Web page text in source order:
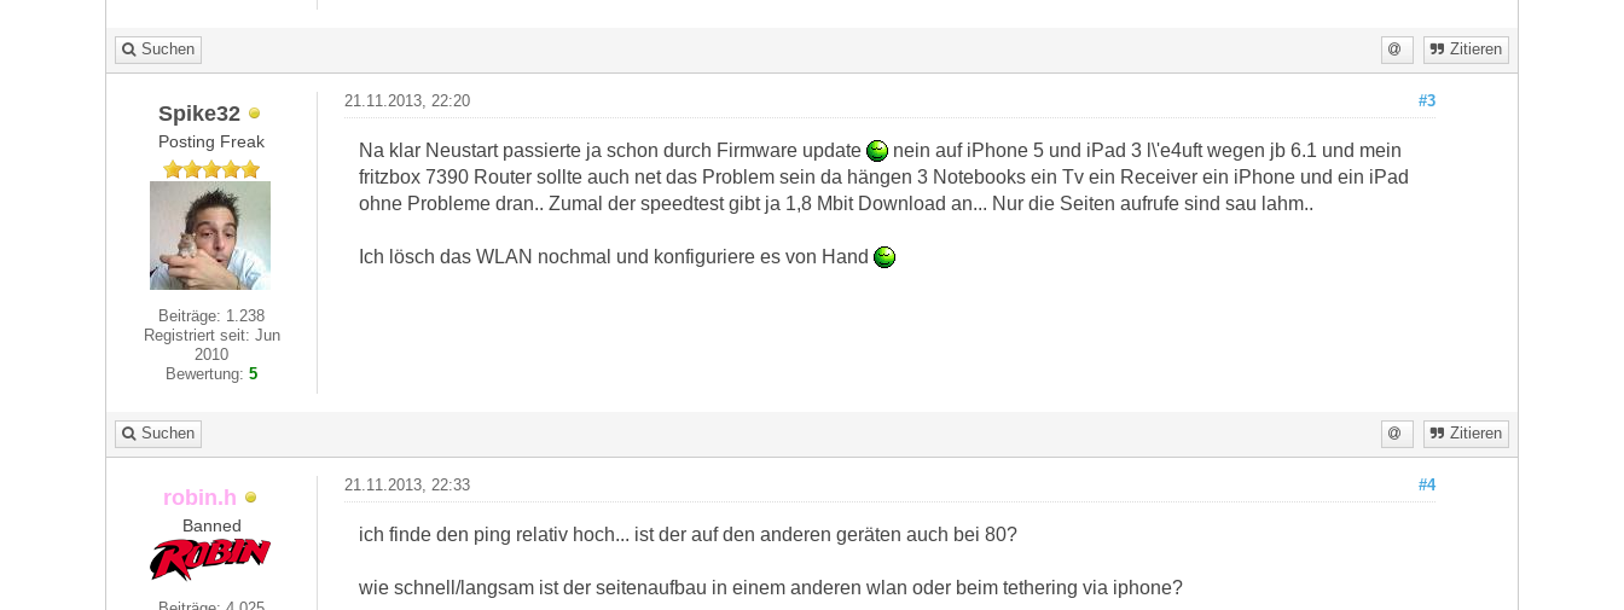
Suchen Zitieren
Spike32
Posting Freak
Beiträge: 1.238
Registriert seit: Jun
2010
Bewertung:5
#3
21.11.2013, 22:20
Na klar Neustart passierte ja schon durch Firmware update
nein auf iPhone 5 und iPad 3 l\'e4uft wegen jb 6.1 und mein
fritzbox 7390 Router sollte auch net das Problem sein da hängen 3 Notebooks ein Tv ein Receiver ein iPhone und ein iPad
ohne Probleme dran.. Zumal der speedtest gibt ja 1,8 Mbit Download an... Nur die Seiten aufrufe sind sau lahm..
Ich lösch das WLAN nochmal und konfiguriere es von Hand
Suchen Zitieren
robin.h
Banned
#4
21.11.2013, 22:33
ich finde den ping relativ hoch... ist der auf den anderen geräten auch bei 80?
wie schnell/langsam ist der seitenaufbau in einem anderen wlan oder beim tethering via iphone?